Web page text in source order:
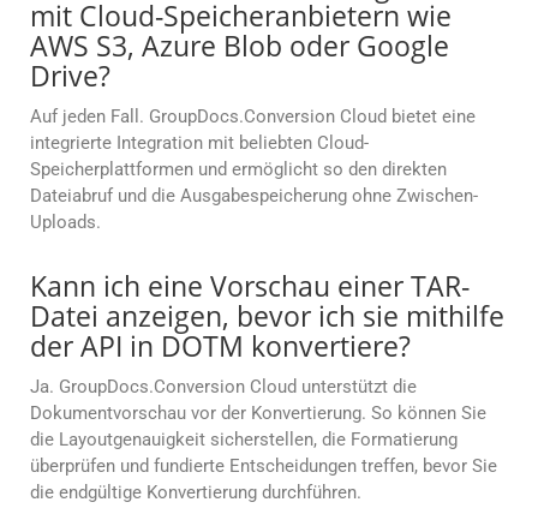
mit Cloud-Speicheranbietern wie
AWS S3, Azure Blob oder Google
Drive?
Auf jeden Fall. GroupDocs.Conversion Cloud bietet eine
integrierte Integration mit beliebten Cloud-
Speicherplattformen und ermöglicht so den direkten
Dateiabruf und die Ausgabespeicherung ohne Zwischen-
Uploads.
Kann ich eine Vorschau einer TAR-
Datei anzeigen, bevor ich sie mithilfe
der API in DOTM konvertiere?
Ja. GroupDocs.Conversion Cloud unterstützt die
Dokumentvorschau vor der Konvertierung. So können Sie
die Layoutgenauigkeit sicherstellen, die Formatierung
überprüfen und fundierte Entscheidungen treffen, bevor Sie
die endgültige Konvertierung durchführen.